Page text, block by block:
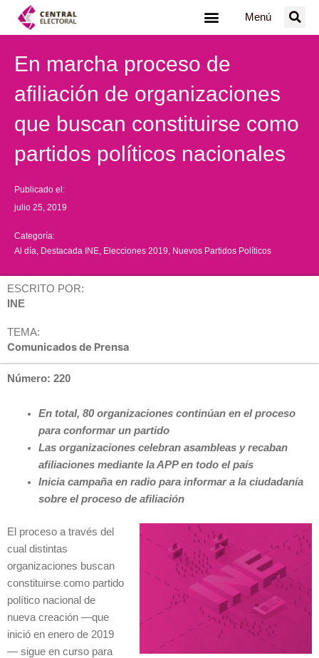
Menú
En marcha proceso de
afiliación de organizaciones
que buscan constituirse como
partidos políticos nacionales
Publicado el:
julio 25, 2019
Categoría:
Al día Destacada INE Elecciones 2019 Nuevos Partidos Políticos
ESCRITO POR:
INE
TEMA:
Comunicados de Prensa
Número: 220
En total, 80 organizaciones continúan en el proceso
para conformar un partido
Las organizaciones celebran asambleas y recaban
afiliaciones mediante la APP en todo el país
Inicia campaña en radio para informar a la ciudadanía
sobre el proceso de afiliación
El proceso a través del
cual distintas
organizaciones buscan
constituirse como partido
político nacional de
nueva creación —que
inició en enero de 2019
— sigue en curso para